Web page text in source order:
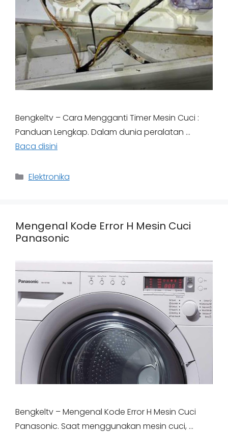
Bengkeltv – Cara Mengganti Timer Mesin Cuci :
Panduan Lengkap. Dalam dunia peralatan …
Baca disini
Categories
Elektronika
Mengenal Kode Error H Mesin Cuci
Panasonic
Bengkeltv – Mengenal Kode Error H Mesin Cuci
Panasonic. Saat menggunakan mesin cuci, …